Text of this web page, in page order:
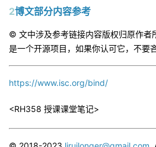
2博文部分内容参考
© 文中涉及参考链接内容版权归原作者
是一个开源项目，如果你认可它，不要
https://www.isc.org/bind/
<RH358 授课课堂笔记>